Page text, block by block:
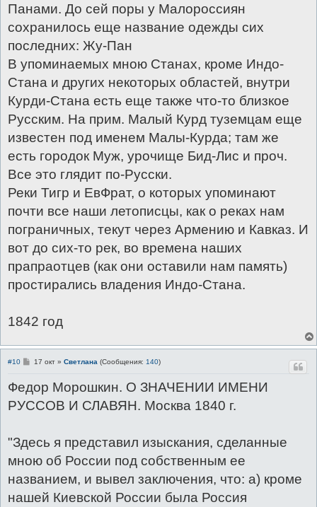
Панами. До сей поры у Малороссиян
сохранилось еще название одежды сих
последних: Жу-Пан
В упоминаемых мною Станах, кроме Индо-
Стана и других некоторых областей, внутри
Курди-Стана есть еще также что-то близкое
Русским. На прим. Малый Курд туземцам еще
известен под именем Малы-Курда; там же
есть городок Муж, урочище Бид-Лис и проч.
Все это глядит по-Русски.
Реки Тигр и ЕвФрат, о которых упоминают
почти все наши летописцы, как о реках нам
пограничных, текут через Армению и Кавказ. И
вот до сих-то рек, во времена наших
прапраотцев (как они оставили нам память)
простирались владения Индо-Стана.
1842 год
#10
С
б
щ
е
н
17 окт» Светлана (Сообщения: 140)
Федор Морошкин. О ЗНАЧЕНИИ ИМЕНИ
РУССОВ И СЛАВЯН. Москва 1840 г.
"Здесь я представил изыскания, сделанные
мною об России под собственным ее
названием, и вывел заключения, что: а) кроме
нашей Киевской России была Россия